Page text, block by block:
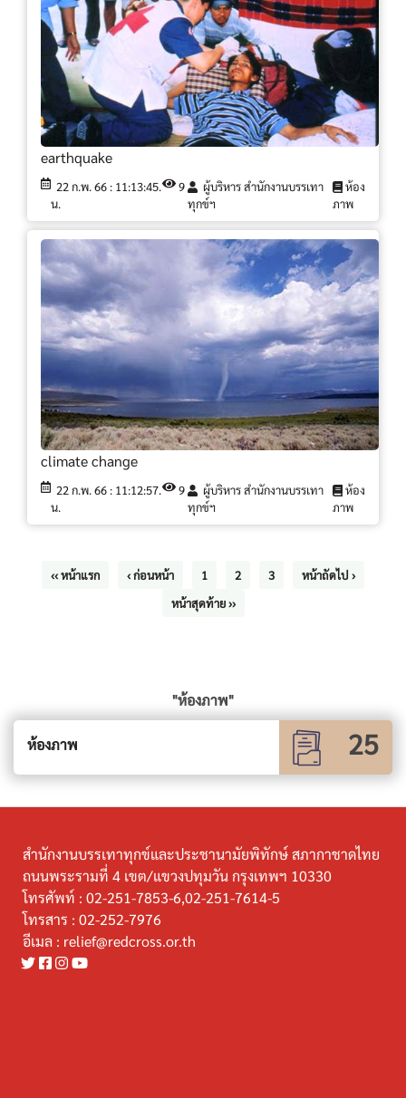
earthquake
22 ก.พ. 66 : 11:13:45.
น.
9
ผู้บริหาร สำนักงานบรรเทา
ทุกข์ฯ
ห้อง
ภาพ
climate change
22 ก.พ. 66 : 11:12:57.
น.
9
ผู้บริหาร สำนักงานบรรเทา
ทุกข์ฯ
ห้อง
ภาพ
‹‹ หน้าแรก ‹ ก่อนหน้า 1 2 3
หน้าถัดไป ›
หน้าสุดท้าย ››
"ห้องภาพ"
ห้องภาพ 25
สำนักงานบรรเทาทุกข์และประชานามัยพิทักษ์ สภากาชาดไทย
ถนนพระรามที่ 4 เขต/แขวงปทุมวัน กรุงเทพฯ 10330
โทรศัพท์ : 02-251-7853-6,02-251-7614-5
โทรสาร : 02-252-7976
อีเมล : relief@redcross.or.th